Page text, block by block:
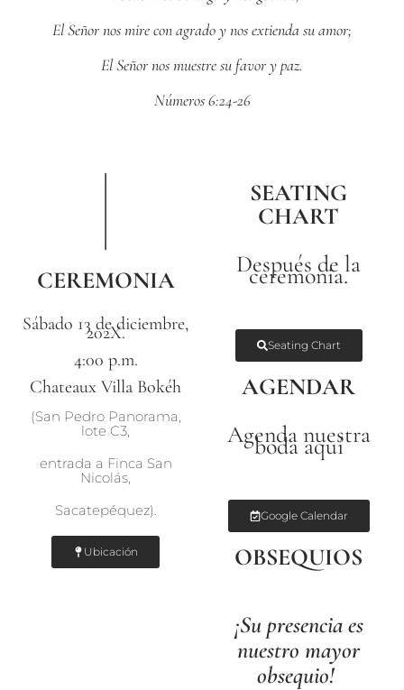
El Señor nos mire con agrado y nos extienda su amor;
El Señor nos muestre su favor y paz.
Números 6:24-26
CEREMONIA
Sábado 13 de diciembre,
202X.
4:00 p.m.
Chateaux Villa Bokéh
(San Pedro Panorama,
lote C3,
entrada a Finca San
Nicolás,
Sacatepéquez).
Ubicación
SEATING
CHART
Después de la
ceremonia.
Seating Chart
AGENDAR
Agenda nuestra
boda aquí
Google Calendar
OBSEQUIOS
¡Su presencia es
nuestro mayor
obsequio!